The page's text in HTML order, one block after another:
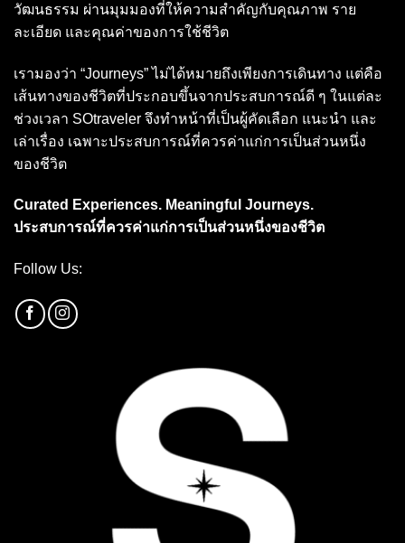
วัฒนธรรม ผ่านมุมมองที่ให้ความสำคัญกับคุณภาพ ราย
ละเอียด และคุณค่าของการใช้ชีวิต
เรามองว่า “Journeys” ไม่ได้หมายถึงเพียงการเดินทาง แต่คือ
เส้นทางของชีวิตที่ประกอบขึ้นจากประสบการณ์ดี ๆ ในแต่ละ
ช่วงเวลา SOtraveler จึงทำหน้าที่เป็นผู้คัดเลือก แนะนำ และ
เล่าเรื่อง เฉพาะประสบการณ์ที่ควรค่าแก่การเป็นส่วนหนึ่ง
ของชีวิต
Curated Experiences. Meaningful Journeys.
ประสบการณ์ที่ควรค่าแก่การเป็นส่วนหนึ่งของชีวิต
Follow Us: